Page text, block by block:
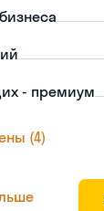
- премиум
(4)